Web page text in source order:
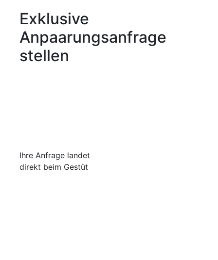
Exklusive
Anpaarungsanfrage
stellen
Ihre Anfrage landet
direkt beim Gestüt